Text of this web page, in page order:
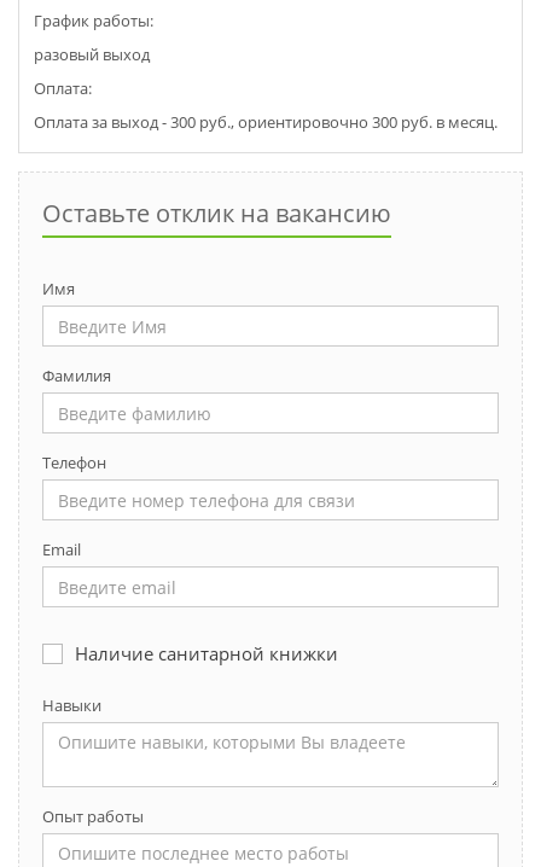
График работы:
разовый выход
Оплата:
Оплата за выход - 300 руб., ориентировочно 300 руб. в месяц.
Оставьте отклик на вакансию
Имя
Фамилия
Телефон
Email
Наличие санитарной книжки
Навыки
Опыт работы